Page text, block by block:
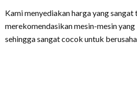
Kami menyediakan harga yang
merekomendasikan mesin-mesin
sehingga sangat cocok untuk